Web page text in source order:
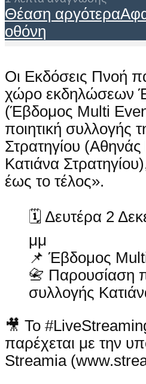
Θέαση αργότερα
οθόνη
Οι Εκδόσεις Πνοή
χώρο εκδηλώσεων
(Έβδομος Multi
ποιητική συλλογής
Στρατηγίου
Κατιάνα
έως το τέλος».
🗓 Δευτέρα 2
μμ
📌 Έβδομος
📇 Παρουσίαση
συλλογής
🎥 Το
παρέχεται με την
Streamia